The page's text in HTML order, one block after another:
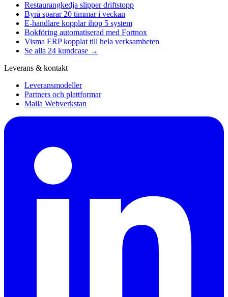
Restaurangkedja slipper driftstopp
Byrå sparar 20 timmar i veckan
E-handlare kopplar ihop 5 system
Bokföring automatiserad med Fortnox
Visma ERP kopplat till hela verksamheten
Se alla 24 kundcase →
Leverans & kontakt
Leveransmodeller
Partners och plattformar
Maila Webverkstan